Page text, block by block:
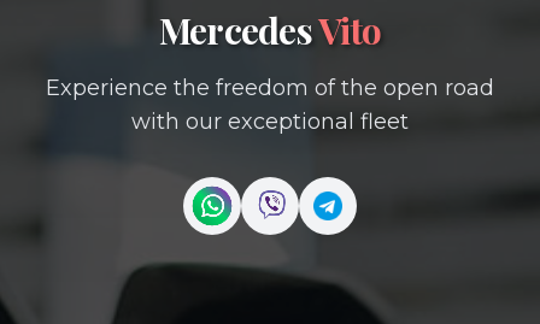
MercedesVito
Experience the freedom of the open road
with our exceptional fleet
Contact us on WhatsApp
Contact us on Viber
Contact us on